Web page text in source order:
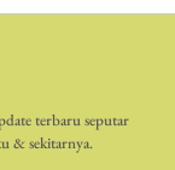
terbaru seputar
& sekitarnya.